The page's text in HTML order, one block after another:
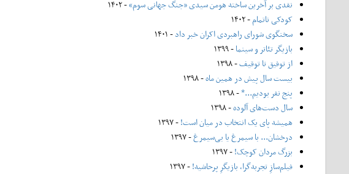
نقدی بر آخرین ساخته هومن سیدی «جنگ جهانی سوم»- ۱۴۰۲
کودکی ناتمام- ۱۴۰۲
سخنگوی شورای راهبردی اکران خبر داد- ۱۴۰۱
بازیگر تئاتر و سینما- ۱۳۹۹
از توفیق تا توقیف- ۱۳۹۸
بیست سال پیش در همین ماه- ۱۳۹۸
پنج نفر بودیم...*- ۱۳۹۸
سال دست‌های آلوده- ۱۳۹۸
همیشه پای یک انتخاب در میان است!- ۱۳۹۷
درخشان... با سیمرغ یا بی‌سیمرغ- ۱۳۹۷
بزرگ مردان کوچک!- ۱۳۹۷
فیلم‌سازِ تجربه‌گرا، بازیگرِ پرحاشیه!- ۱۳۹۷